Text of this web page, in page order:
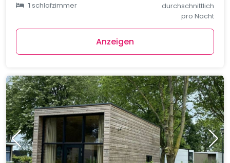
1schlafzimmer
durchschnittlich
pro Nacht
Anzeigen